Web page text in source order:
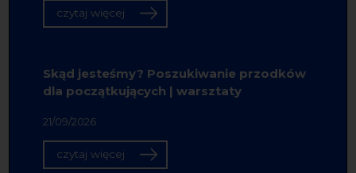
czytaj więcej
Skąd jesteśmy? Poszukiwanie przodków
dla początkujących | warsztaty
21/09/2026
czytaj więcej